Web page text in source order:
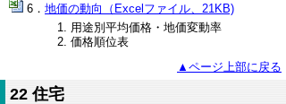
地価の動向（Excelファイル、21KB)
用途別平均価格・地価変動率
価格順位表
▲ページ上部に戻る
22 住宅